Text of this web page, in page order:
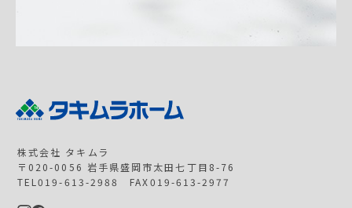
株式会社 タキムラ
〒020-0056 岩手県盛岡市太田七丁目8-76
TEL019-613-2988 FAX019-613-2977